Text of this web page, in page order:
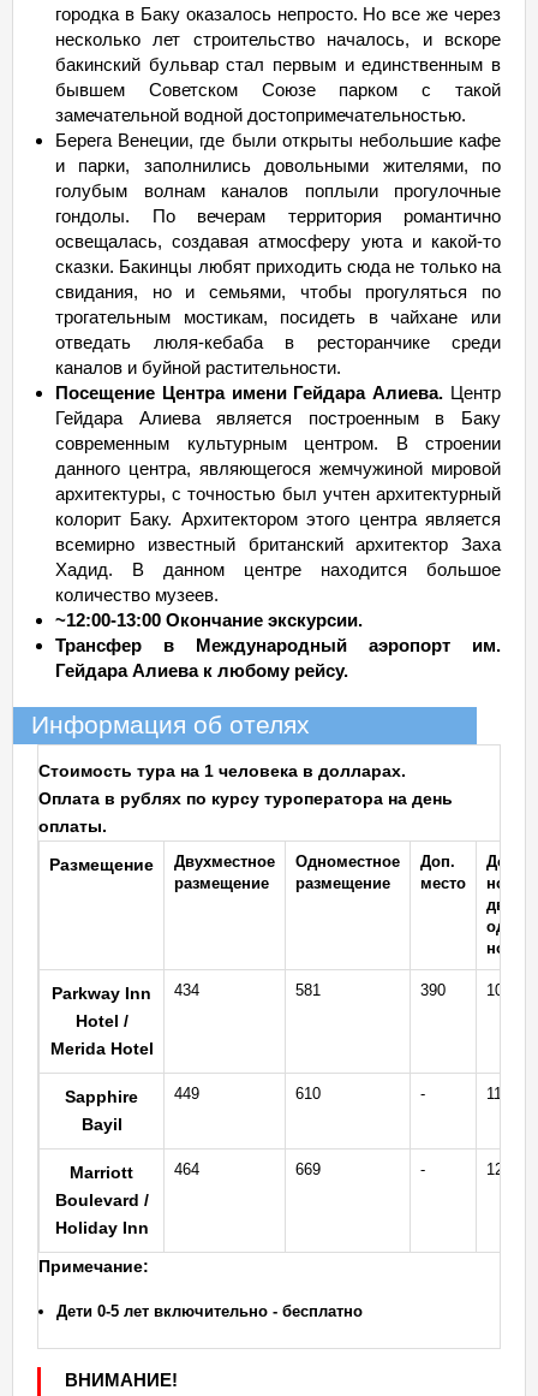
городка в Баку оказалось непросто. Но все же через
несколько лет строительство началось, и вскоре
бакинский бульвар стал первым и единственным в
бывшем Советском Союзе парком с такой
замечательной водной достопримечательностью.
Берега Венеции, где были открыты небольшие кафе
и парки, заполнились довольными жителями, по
голубым волнам каналов поплыли прогулочные
гондолы. По вечерам территория романтично
освещалась, создавая атмосферу уюта и какой-то
сказки. Бакинцы любят приходить сюда не только на
свидания, но и семьями, чтобы прогуляться по
трогательным мостикам, посидеть в чайхане или
отведать люля-кебаба в ресторанчике среди
каналов и буйной растительности.
Посещение Центра имени Гейдара Алиева. Центр
Гейдара Алиева является построенным в Баку
современным культурным центром. В строении
данного центра, являющегося жемчужиной мировой
архитектуры, с точностью был учтен архитектурный
колорит Баку. Архитектором этого центра является
всемирно известный британский архитектор Заха
Хадид. В данном центре находится большое
количество музеев.
~12:00-13:00 Окончание экскурсии.
Трансфер в Международный аэропорт им.
Гейдара Алиева к любому рейсу.
Информация об отелях
Стоимость тура на 1 человека в долларах.
Оплата в рублях по курсу туроператора на день
оплаты.
Размещение
Двухместное
размещение
Одноместное
размещение
Доп.
место
Доп.
ночь:
номер
Parkway Inn
Hotel /
Merida Hotel
434 581 390 105 /
Sapphire
Bayil
449 610 - 112 /
Marriott
Boulevard /
Holiday Inn
464 669 - 120 /
Примечание:
Дети 0-5 лет включительно - бесплатно
ВНИМАНИЕ!